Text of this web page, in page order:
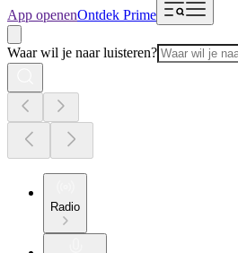
App openenOntdek Prime
Waar wil je naar luisteren?
Radio